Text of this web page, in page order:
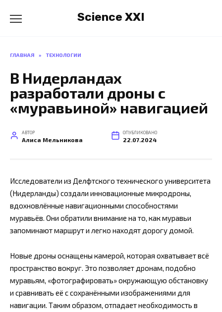
содержанию
Science XXI
ГЛАВНАЯ » ТЕХНОЛОГИИ
В Нидерландах
разработали дроны с
«муравьиной» навигацией
АВТОР
Алиса Мельникова
ОПУБЛИКОВАНО
22.07.2024
Исследователи из Делфтского технического университета
(Нидерланды) создали инновационные микродроны,
вдохновлённые навигационными способностями
муравьёв. Они обратили внимание на то, как муравьи
запоминают маршрут и легко находят дорогу домой.
Новые дроны оснащены камерой, которая охватывает всё
пространство вокруг. Это позволяет дронам, подобно
муравьям, «фотографировать» окружающую обстановку
и сравнивать её с сохранёнными изображениями для
навигации. Таким образом, отпадает необходимость в